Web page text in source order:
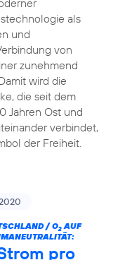
als
und
von
zunehmend
wird die
die seit dem
Jahren Ost und
verbindet,
der Freiheit.
/ O2AUF
pro